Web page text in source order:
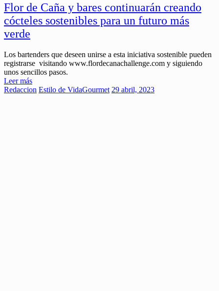
Flor de Caña y bares continuarán creando
cócteles sostenibles para un futuro más
verde
Los bartenders que deseen unirse a esta iniciativa sostenible pueden
registrarse visitando www.flordecanachallenge.com y siguiendo
unos sencillos pasos.
Leer más
Redaccion Estilo de VidaGourmet 29 abril, 2023